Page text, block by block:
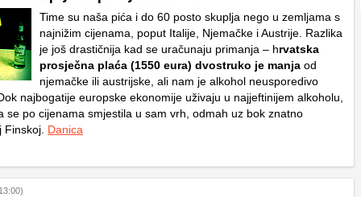
Time su naša pića i do 60 posto skuplja nego u zemljama s
najnižim cijenama, poput Italije, Njemačke i Austrije. Razlika
je još drastičnija kad se uračunaju primanja – hrvatska
prosječna plaća (1550 eura) dvostruko je manja od
njemačke ili austrijske, ali nam je alkohol neusporedivo
najbogatije europske ekonomije uživaju u najjeftinijem alkoholu,
se po cijenama smjestila u sam vrh, odmah uz bok znatno
Finskoj. Danica